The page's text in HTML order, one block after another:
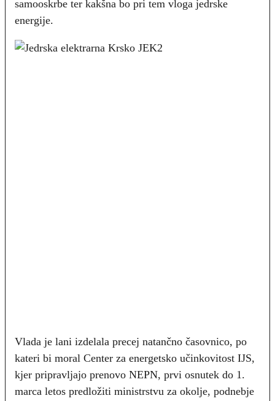
samooskrbe ter kakšna bo pri tem vloga jedrske
energije.
Vlada je lani izdelala precej natančno časovnico, po
kateri bi moral Center za energetsko učinkovitost IJS,
kjer pripravljajo prenovo NEPN, prvi osnutek do 1.
marca letos predložiti ministrstvu za okolje, podnebje